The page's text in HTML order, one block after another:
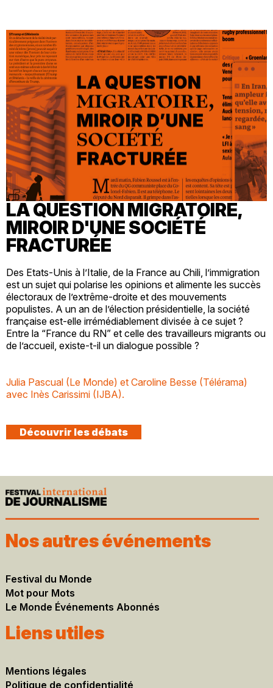
LA QUESTION MIGRATOIRE,
MIROIR D'UNE SOCIÉTÉ
FRACTURÉE
Des Etats-Unis à l’Italie, de la France au Chili, l’immigration
est un sujet qui polarise les opinions et alimente les succès
électoraux de l’extrême-droite et des mouvements
populistes. A un an de l’élection présidentielle, la société
française est-elle irrémédiablement divisée à ce sujet ?
Entre la “France du RN” et celle des travailleurs migrants ou
de l’accueil, existe-t-il un dialogue possible ?
Julia Pascual (Le Monde) et Caroline Besse (Télérama)
avec Inès Carissimi (IJBA).
Découvrir les débats
Nos autres événements
Festival du Monde
Mot pour Mots
Le Monde Événements Abonnés
Liens utiles
Mentions légales​
Politique de confidentialité